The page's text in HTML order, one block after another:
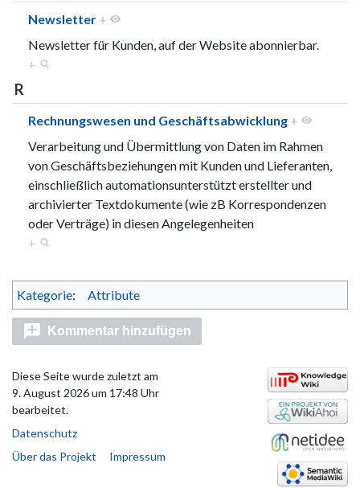
Newsletter +
Newsletter für Kunden, auf der Website abonnierbar.
+
R
Rechnungswesen und Geschäftsabwicklung +
Verarbeitung und Übermittlung von Daten im Rahmen
von Geschäftsbeziehungen mit Kunden und Lieferanten,
einschließlich automationsunterstützt erstellter und
archivierter Textdokumente (wie zB Korrespondenzen
oder Verträge) in diesen Angelegenheiten
+
Kategorie: Attribute
Kommentar hinzufügen
Diese Seite wurde zuletzt am
9. August 2026 um 17:48 Uhr
bearbeitet.
Datenschutz
Über das Projekt
Impressum